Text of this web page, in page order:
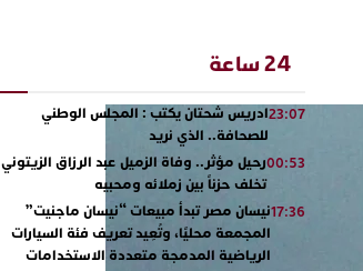
24 ساعة
23:07ادريس شحتان يكتب : المجلس الوطني
للصحافة.. الذي نريد
00:53رحيل مؤثر.. وفاة الزميل عبد الرزاق الزيتوني
تخلف حزناً بين زملائه ومحبيه
17:36نيسان مصر تبدأ مبيعات “نيسان ماجنيت”
المجمعة محليًا، وتُعِيد تعريف فئة السيارات
الرياضية المدمجة متعددة الاستخدامات